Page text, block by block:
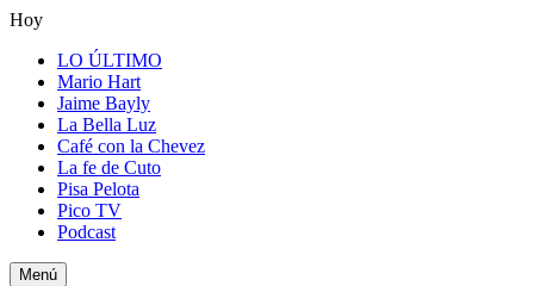
Hoy
LO ÚLTIMO
Mario Hart
Jaime Bayly
La Bella Luz
Café con la Chevez
La fe de Cuto
Pisa Pelota
Pico TV
Podcast
Menú